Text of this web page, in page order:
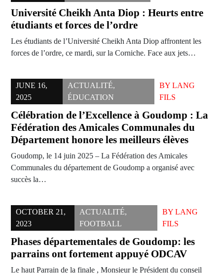
Université Cheikh Anta Diop : Heurts entre
étudiants et forces de l’ordre
Les étudiants de l’Université Cheikh Anta Diop affrontent les
forces de l’ordre, ce mardi, sur la Corniche. Face aux jets…
JUNE 16,
2025
ACTUALITÉ,
ÉDUCATION
BY LANG
FILS
Célébration de l’Excellence à Goudomp : La
Fédération des Amicales Communales du
Département honore les meilleurs élèves
Goudomp, le 14 juin 2025 – La Fédération des Amicales
Communales du département de Goudomp a organisé avec
succès la…
OCTOBER 21,
2023
ACTUALITÉ,
FOOTBALL
BYLANG
FILS
Phases départementales de Goudomp: les
parrains ont fortement appuyé ODCAV
Le haut Parrain de la finale , Monsieur le Président du conseil